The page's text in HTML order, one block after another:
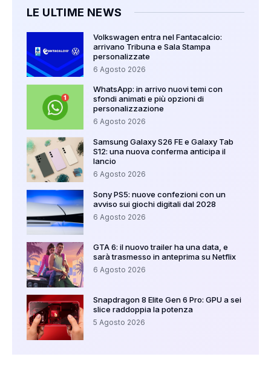
LE ULTIME NEWS
Volkswagen entra nel Fantacalcio:
arrivano Tribuna e Sala Stampa
personalizzate
6 Agosto 2026
WhatsApp: in arrivo nuovi temi con
sfondi animati e più opzioni di
personalizzazione
6 Agosto 2026
Samsung Galaxy S26 FE e Galaxy Tab
S12: una nuova conferma anticipa il
lancio
6 Agosto 2026
Sony PS5: nuove confezioni con un
avviso sui giochi digitali dal 2028
6 Agosto 2026
GTA 6: il nuovo trailer ha una data, e
sarà trasmesso in anteprima su Netflix
6 Agosto 2026
Snapdragon 8 Elite Gen 6 Pro: GPU a sei
slice raddoppia la potenza
5 Agosto 2026